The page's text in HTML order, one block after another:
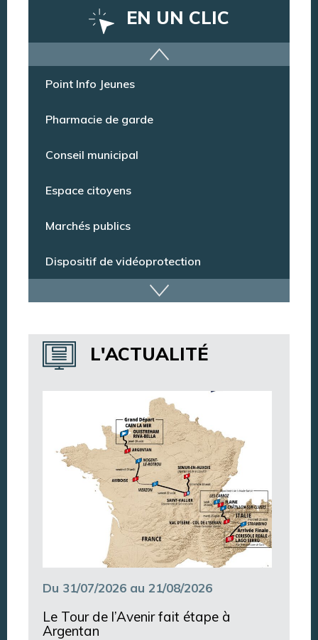
EN UN CLIC
Offres d’emploi
Point Info Jeunes
Pharmacie de garde
Conseil municipal
Espace citoyens
Marchés publics
Dispositif de vidéoprotection
Annuaire des services
Annuaire des associations
Argentan Aujourd’hui
L'ACTUALITÉ
Du 31/07/2026 au 21/08/2026
Le Tour de l’Avenir fait étape à
Argentan